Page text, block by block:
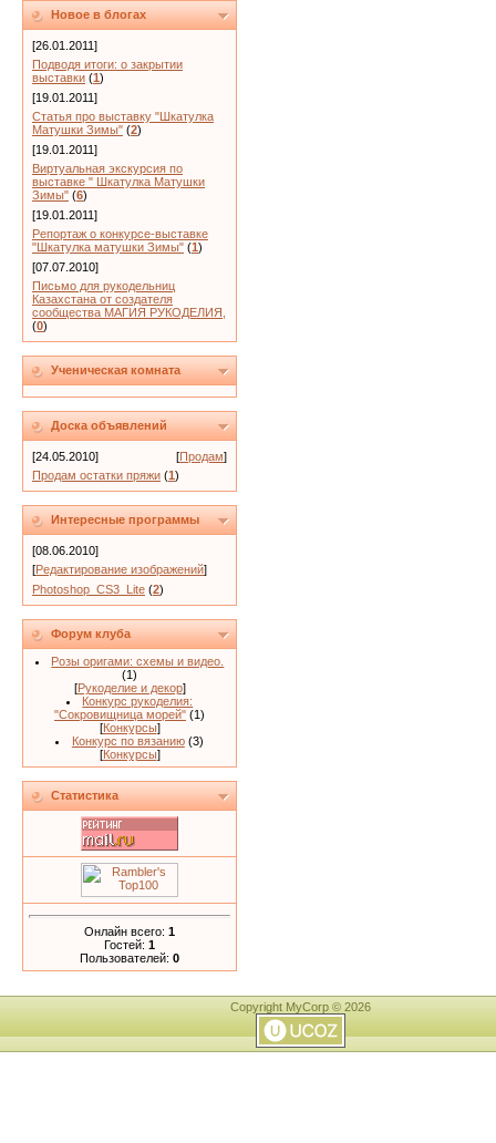
Новое в блогах
[26.01.2011]
Подводя итоги: о закрытии
выставки (1)
[19.01.2011]
Статья про выставку "Шкатулка
Матушки Зимы" (2)
[19.01.2011]
Виртуальная экскурсия по
выставке " Шкатулка Матушки
Зимы" (6)
[19.01.2011]
Репортаж о конкурсе-выставке
"Шкатулка матушки Зимы" (1)
[07.07.2010]
Письмо для рукодельниц
Казахстана от создателя
сообщества МАГИЯ РУКОДЕЛИЯ,
(0)
Ученическая комната
Доска объявлений
[24.05.2010] [Продам]
Продам остатки пряжи (1)
Интересные программы
[08.06.2010]
[Редактирование изображений]
Photoshop_CS3_Lite (2)
Форум клуба
Розы оригами: схемы и видео.
(1)
[Рукоделие и декор]
Конкурс рукоделия:
"Сокровищница морей" (1)
[Конкурсы]
Конкурс по вязанию (3)
[Конкурсы]
Статистика
Онлайн всего: 1
Гостей: 1
Пользователей: 0
Copyright MyCorp © 2026